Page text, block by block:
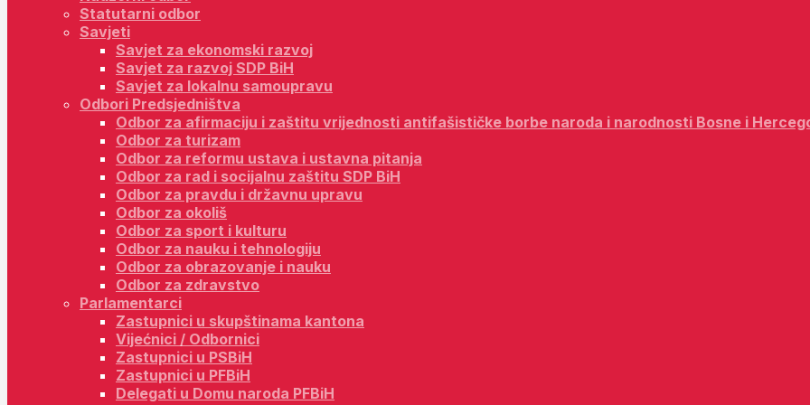
Statutarni odbor
Savjeti
Savjet za ekonomski razvoj
Savjet za razvoj SDP BiH
Savjet za lokalnu samoupravu
Odbori Predsjedništva
Odbor za afirmaciju i zaštitu vrijednosti antifašističke borbe naroda i narodnosti Bosne i
Odbor za turizam
Odbor za reformu ustava i ustavna pitanja
Odbor za rad i socijalnu zaštitu SDP BiH
Odbor za pravdu i državnu upravu
Odbor za okoliš
Odbor za sport i kulturu
Odbor za nauku i tehnologiju
Odbor za obrazovanje i nauku
Odbor za zdravstvo
Parlamentarci
Zastupnici u skupštinama kantona
Vijećnici / Odbornici
Zastupnici u PSBiH
Zastupnici u PFBiH
Delegati u Domu naroda PFBiH